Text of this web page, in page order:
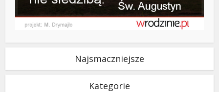
Najsmaczniejsze
Kategorie